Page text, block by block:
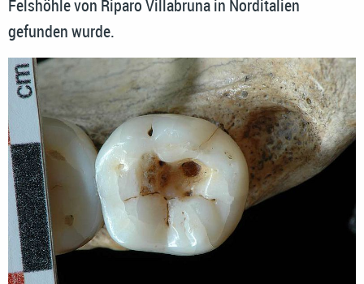
Felshöhle von Riparo Villabruna in Norditalien
gefunden wurde.